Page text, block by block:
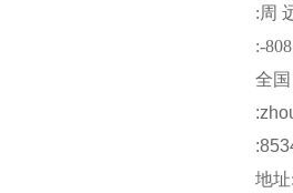
:周
:-808
全
:
地址